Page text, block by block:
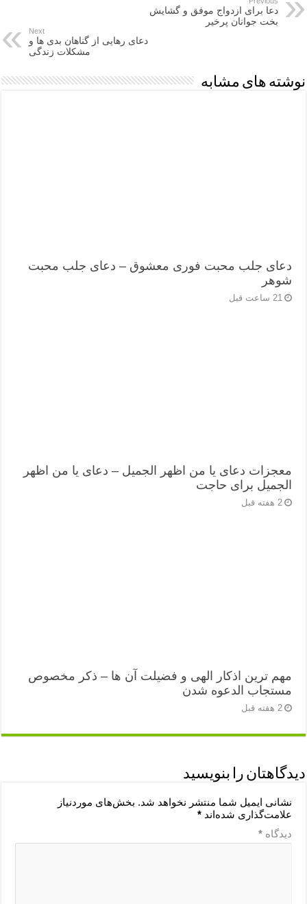
دعا برای ازدواج موفق و گشایش
بخت جوانان پرخیر
Next
دعای رهایی از گناهان بدی ها و
مشکلات زندگی
نوشته های مشابه
دعای جلب محبت فوری معشوق – دعای جلب محبت
شوهر
21 ساعت قبل
معجزات دعای یا من اظهر الجمیل – دعای یا من اظهر
الجمیل برای حاجت
2 هفته قبل
مهم ترین اذکار الهی و فضیلت آن ها – ذکر مخصوص
مستجاب الدعوه شدن
2 هفته قبل
دیدگاهتان را بنویسید
نشانی ایمیل شما منتشر نخواهد شد. بخش‌های موردنیاز
علامت‌گذاری شده‌اند*
دیدگاه*